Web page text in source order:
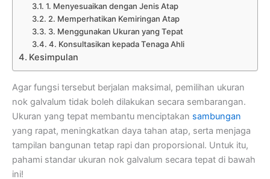
1. Menyesuaikan dengan Jenis Atap
2. Memperhatikan Kemiringan Atap
3. Menggunakan Ukuran yang Tepat
4. Konsultasikan kepada Tenaga Ahli
Kesimpulan
Agar fungsi tersebut berjalan maksimal, pemilihan ukuran
nok galvalum tidak boleh dilakukan secara sembarangan.
Ukuran yang tepat membantu menciptakan sambungan
yang rapat, meningkatkan daya tahan atap, serta menjaga
tampilan bangunan tetap rapi dan proporsional. Untuk itu,
pahami standar ukuran nok galvalum secara tepat di bawah
ini!